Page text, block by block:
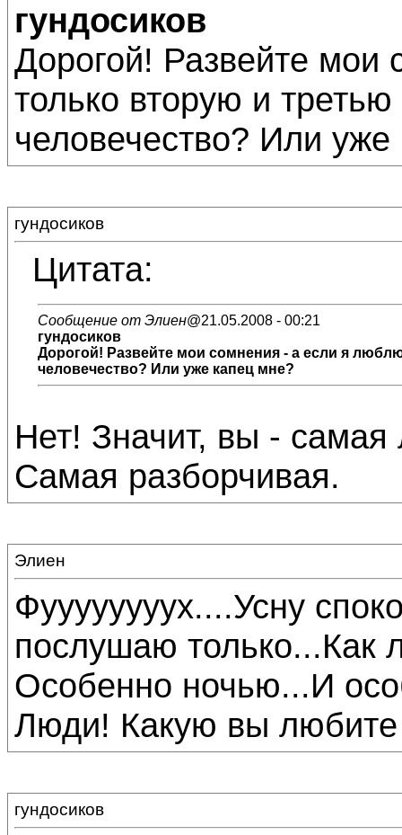
гундосиков
Дорогой! Развейте
только вторую и
человечество? Или
гундосиков
Цитата:
Сообщение от Элиен@21.05.2008 - 00:21
гундосиков
Дорогой! Развейте мои сомнения - а если я
человечество? Или уже капец мне?
Нет! Значит, вы - самая
Самая разборчивая.
Элиен
Фуууууууух....Усну
послушаю только...Как
Особенно ночью...И
Люди! Какую вы любите
гундосиков